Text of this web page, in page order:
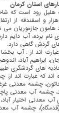
استان کرمان
رود است كه
هزار و اسفندقه از
هامون جازموریان
برده، آب دایم
گردش گاهی دارد.
اند از : آب بخشا
ابراهیم آباد،
های گردشگری
اند که عبارت اند
چشمه معدنی
چشمه آب معدنی
آب معدنی اختیار
چشمه آب